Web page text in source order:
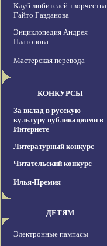
Клуб любителей творчества
Гайто Газданова
Энциклопедия Андрея
Платонова
Мастерская перевода
КОНКУРСЫ
За вклад в русскую
культуру публикациями в
Интернете
Литературный конкурс
Читательский конкурс
Илья-Премия
ДЕТЯМ
Электронные пампасы